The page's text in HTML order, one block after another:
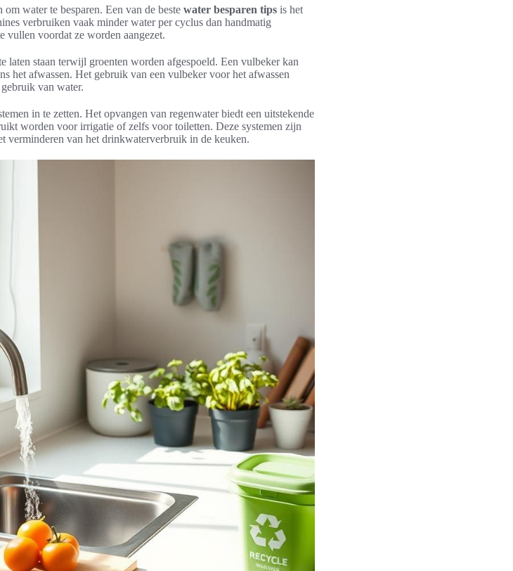
water te besparen. Een van de beste water besparen tips is het
verbruiken vaak minder water per cyclus dan handmatig
vullen voordat ze worden aangezet.
laten staan terwijl groenten worden afgespoeld. Een vulbeker kan
het afwassen. Het gebruik van een vulbeker voor het afwassen
van water.
in te zetten. Het opvangen van regenwater biedt een uitstekende
worden voor irrigatie of zelfs voor toiletten. Deze systemen zijn
verminderen van het drinkwaterverbruik in de keuken.